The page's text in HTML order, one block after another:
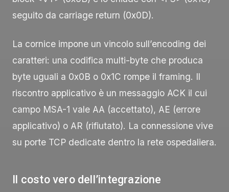
seguito da carriage return (0x0D).
La cornice impone un vincolo sull’encoding dei
caratteri: una codifica multi-byte che produca
byte uguali a 0x0B o 0x1C rompe il framing. Il
riscontro applicativo è un messaggio ACK il cui
campo MSA-1 vale AA (accettato), AE (errore
applicativo) o AR (rifiutato). La connessione vive
su porte TCP dedicate dentro la rete ospedaliera.
Il costo vero dell’integrazione